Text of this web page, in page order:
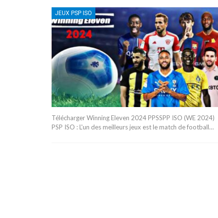
JEUX PSP ISO
Télécharger Winning Eleven 2024 PPSSPP ISO (WE 2024)
PSP ISO : L'un des meilleurs jeux est le match de football…